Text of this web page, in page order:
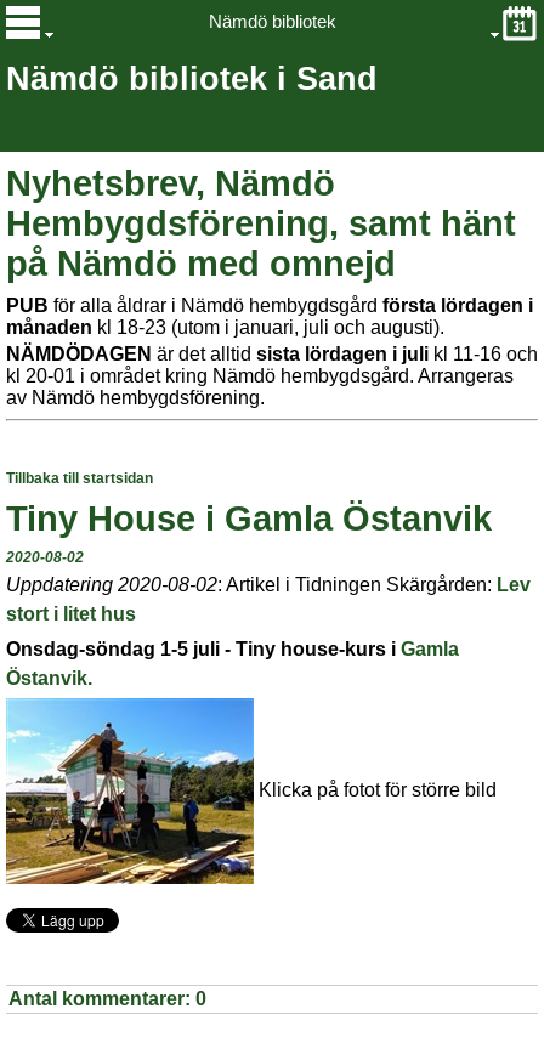
Nämdö bibliotek i Sand
Nämdö bibliotek
Nyhetsbrev, Nämdö
Hembygdsförening, samt hänt
på Nämdö med omnejd
PUB för alla åldrar i Nämdö hembygdsgård första lördagen i
månaden kl 18-23 (utom i januari, juli och augusti).
NÄMDÖDAGEN är det alltid sista lördagen i juli kl 11-16 och
kl 20-01 i området kring Nämdö hembygdsgård. Arrangeras
av Nämdö hembygdsförening.
Tillbaka till startsidan
Tiny House i Gamla Östanvik
2020-08-02
Uppdatering 2020-08-02: Artikel i Tidningen Skärgården: Lev
stort i litet hus
Onsdag-söndag 1-5 juli - Tiny house-kurs i Gamla
Östanvik.
Klicka på fotot för större bild
Antal kommentarer: 0